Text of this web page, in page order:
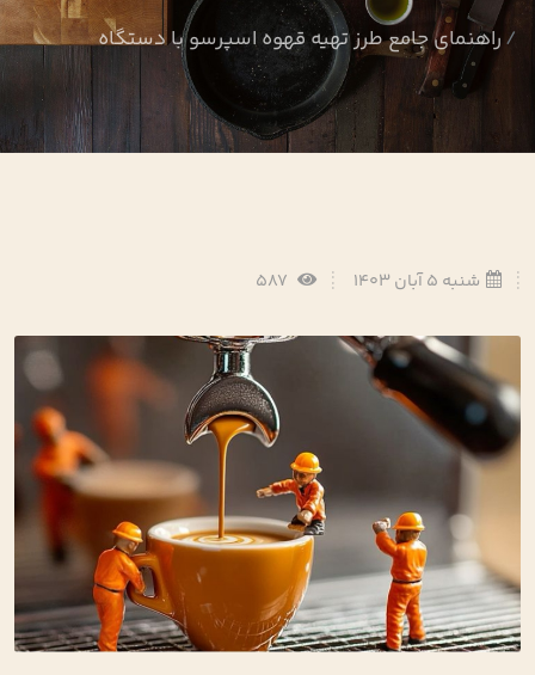
راهنمای جامع طرز تهیه قهوه اسپرسو با دستگاه
شنبه 5 آبان 1403